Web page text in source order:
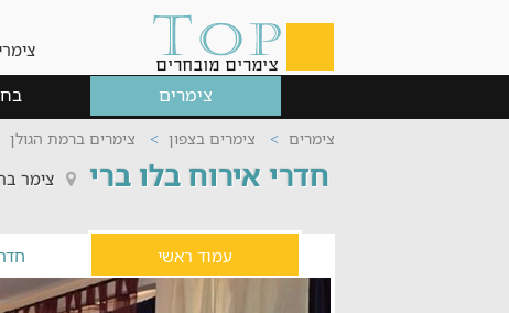
צימרים
צימרים צימרים בצפון צימרים ברמת הגולן
חדרי אירוח בלו ברי צימר
עמוד ראשי